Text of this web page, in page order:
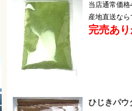
当店通常価格
産地直送な
完売あ
ひじきパウ